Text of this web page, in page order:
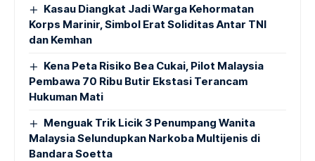
Kasau Diangkat Jadi Warga Kehormatan
Korps Marinir, Simbol Erat Soliditas Antar TNI
dan Kemhan
Kena Peta Risiko Bea Cukai, Pilot Malaysia
Pembawa 70 Ribu Butir Ekstasi Terancam
Hukuman Mati
Menguak Trik Licik 3 Penumpang Wanita
Malaysia Selundupkan Narkoba Multijenis di
Bandara Soetta